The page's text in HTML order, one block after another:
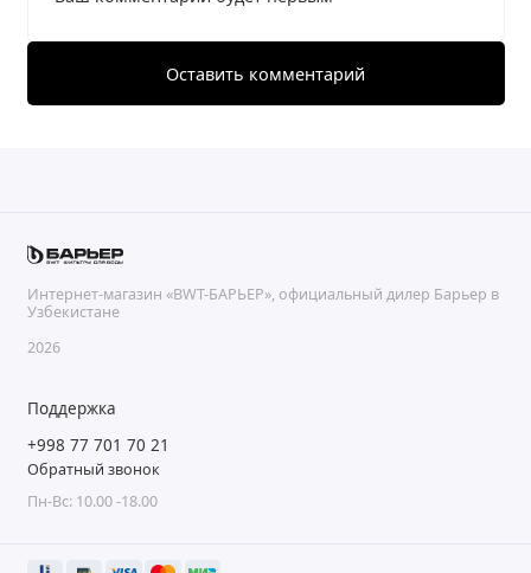
Оставить комментарий
Интернет-магазин «BWT-БАРЬЕР», официальный дилер Барьер в
Узбекистане
2026
Поддержка
+998 77 701 70 21
Обратный звонок
Пн-Вс: 10.00 -18.00